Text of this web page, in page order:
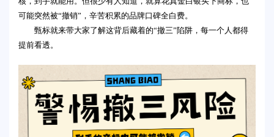
可能突然被“撤销”，辛苦积累的品牌口碑全白费。
甄标就来带大家了解这背后藏着的“撤三”陷阱，每一个人都得
提前看透。